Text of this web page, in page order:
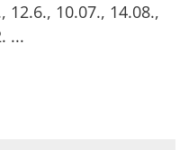
12.6., 10.07., 14.08.,
...